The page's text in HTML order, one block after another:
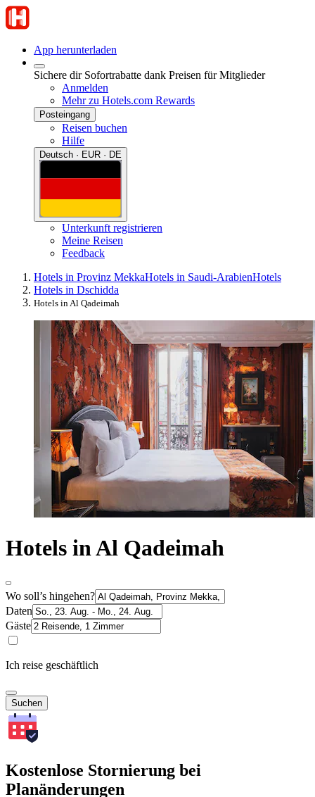
App herunterladen
Sichere dir Sofortrabatte dank Preisen für Mitglieder
Anmelden
Mehr zu Hotels.com Rewards
Posteingang
Reisen buchen
Hilfe
Deutsch · EUR · DE
Unterkunft registrieren
Meine Reisen
Feedback
Hotels in Provinz MekkaHotels in Saudi-ArabienHotels
Hotels in Dschidda
Hotels in Al Qadeimah
Hotels in Al Qadeimah
Wo soll’s hingehen?
Daten
Gäste
Ich reise geschäftlich
Suchen
Kostenlose Stornierung bei
Planänderungen